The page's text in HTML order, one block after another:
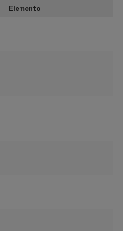
Elemento